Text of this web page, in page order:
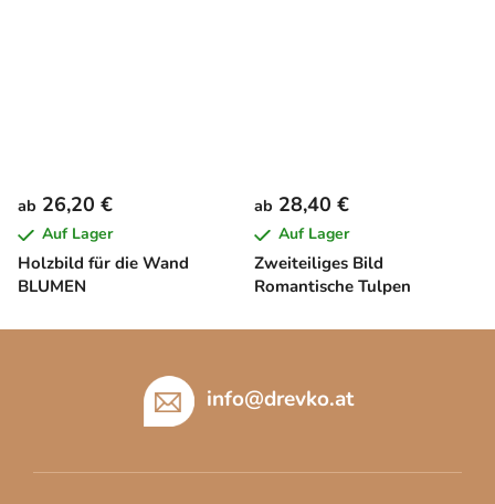
Holzbild für die Wand
BLUMEN
ab 26,20 €
Auf Lager
Zweiteiliges Bild
Romantische Tulpen
ab 28,40 €
Auf Lager
info@drevko.at